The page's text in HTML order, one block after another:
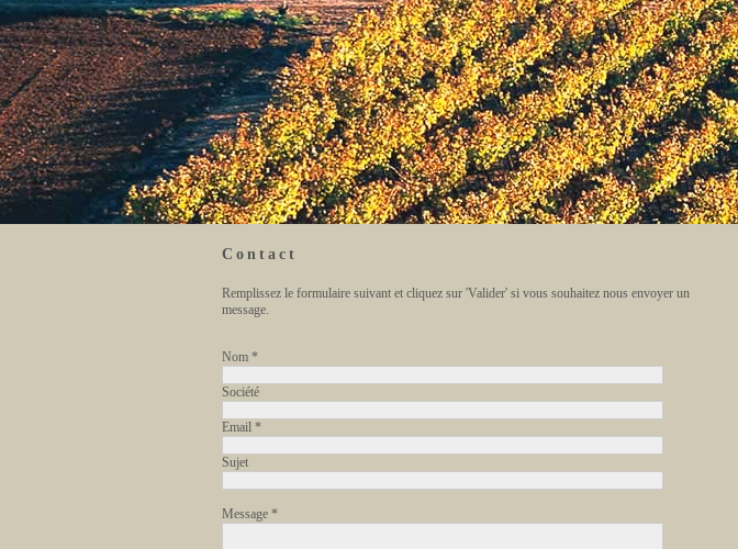
Contact
Remplissez le formulaire suivant et cliquez sur 'Valider' si vous souhaitez nous envoyer un
message.
Nom *
Société
Email *
Sujet
Message *